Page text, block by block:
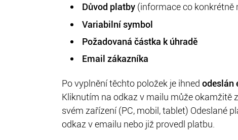
Důvod platby(informace co konkrétně
Variabilní symbol
Požadovaná částka k úhradě
Email zákazníka
Po vyplnění těchto položek je ihned odeslán
Kliknutím na odkaz v mailu může okamžitě
svém zařízení (PC, mobil, tablet) Odeslané
odkaz v emailu nebo již provedl platbu.